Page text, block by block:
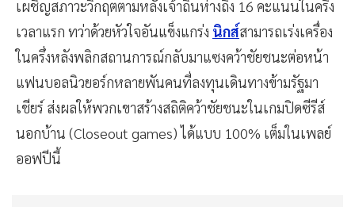
เผชิญสภาวะวิกฤตตามหลังเจ้าถิ่นห่างถึง 16 คะแนนในครึ่ง
เวลาแรก ทว่าด้วยหัวใจอันแข็งแกร่ง นิกส์สามารถเร่งเครื่อง
ในครึ่งหลังพลิกสถานการณ์กลับมาแซงคว้าชัยชนะต่อหน้า
แฟนบอลนิวยอร์กหลายพันคนที่ลงทุนเดินทางข้ามรัฐมา
เชียร์ ส่งผลให้พวกเขาสร้างสถิติคว้าชัยชนะในเกมปิดซีรีส์
นอกบ้าน (Closeout games) ได้แบบ 100% เต็มในเพลย์
ออฟปีนี้